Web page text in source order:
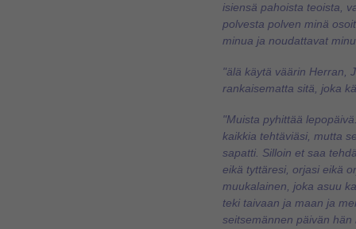
isiensä pahoista teoista,
polvesta polven minä
minua ja noudattavat
"älä käytä väärin Herran,
rankaisematta sitä, joka
"Muista pyhittää
kaikkia tehtäviäsi, mutta
sapatti. Silloin et saa
eikä tyttäresi, orjasi eikä
muukalainen, joka asuu
teki taivaan ja maan ja
seitsemännen päivän